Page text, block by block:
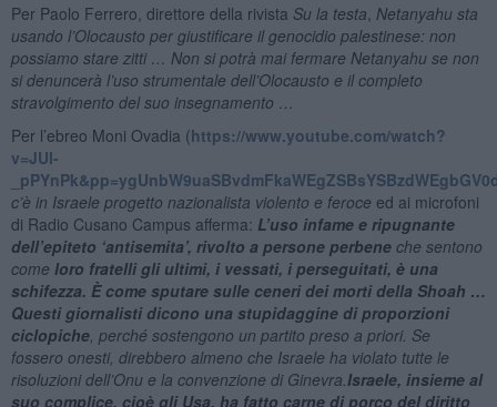
Per Paolo Ferrero, direttore della rivista Su la testa Netanyahu sta
usando l’Olocausto per giustificare il genocidio palestinese: non
possiamo stare zitti … Non si potrà mai fermare Netanyahu se non
si denuncerà l’uso strumentale dell’Olocausto e il completo
stravolgimento del suo insegnamento …
Per l’ebreo Moni Ovadia (https://www.youtube.com/watch?
v=JUI-
c’è in Israele progetto nazionalista violento e feroce ed ai microfoni
di Radio Cusano Campus afferma: L’uso infame e ripugnante
dell’epiteto ‘antisemita’, rivolto a persone perbene che sentono
come loro fratelli gli ultimi, i vessati, i perseguitati, è una
schifezza. È come sputare sulle ceneri dei morti della Shoah …
Questi giornalisti dicono una stupidaggine di proporzioni
ciclopiche, perché sostengono un partito preso a priori. Se
fossero onesti, direbbero almeno che Israele ha violato tutte le
risoluzioni dell’Onu e la convenzione di Ginevra. Israele, insieme al
suo complice, cioè gli Usa, ha fatto carne di porco del diritto